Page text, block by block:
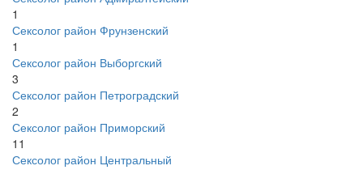
1
Сексолог район Фрунзенский
1
Сексолог район Выборгский
3
Сексолог район Петроградский
2
Сексолог район Приморский
11
Сексолог район Центральный